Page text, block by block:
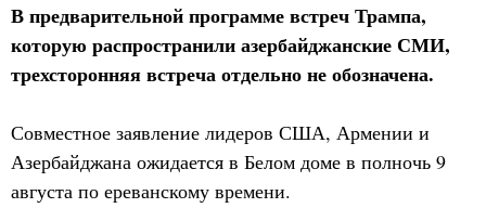
В предварительной программе встреч Трампа,
которую распространили азербайджанские СМИ,
трехсторонняя встреча отдельно не обозначена.
Совместное заявление лидеров США, Армении и
Азербайджана ожидается в Белом доме в полночь 9
августа по ереванскому времени.